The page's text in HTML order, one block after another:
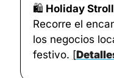
🛍️ Holiday
Recorre el
los negocios
festivo. [